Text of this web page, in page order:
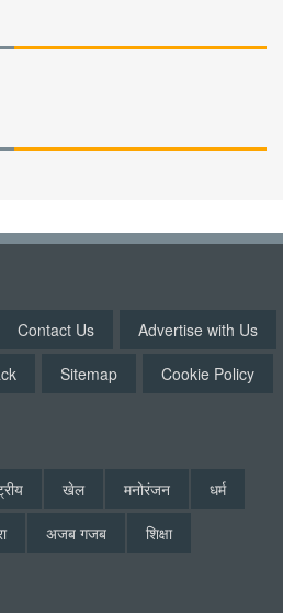
Contact Us
Advertise with Us
Sitemap Cookie Policy
खेल मनोरंजन
धर्म
अजब गजब शिक्षा